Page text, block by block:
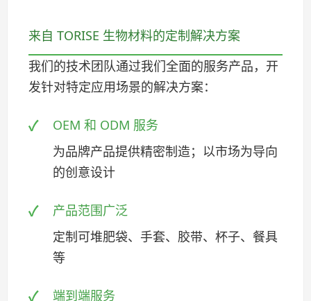
来自 TORISE 生物材料的定制解决方案
我们的技术团队通过我们全面的服务产品，开
发针对特定应用场景的解决方案：
OEM 和 ODM 服务
为品牌产品提供精密制造；以市场为导向
的创意设计
产品范围广泛
定制可堆肥袋、手套、胶带、杯子、餐具
等
端到端服务